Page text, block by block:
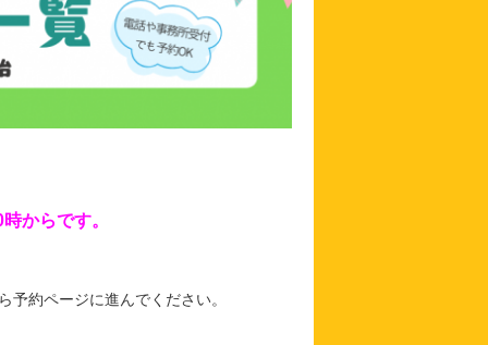
からです。
約ページに進んでください。